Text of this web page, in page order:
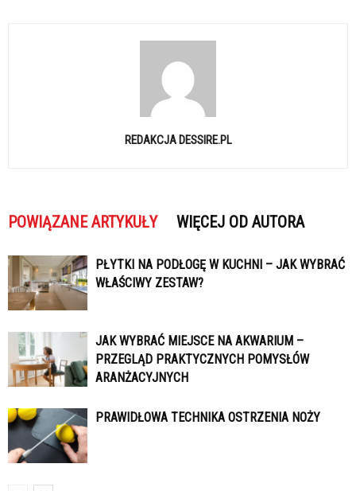
REDAKCJA DESSIRE.PL
POWIĄZANE ARTYKUŁY WIĘCEJ OD AUTORA
PŁYTKI NA PODŁOGĘ W KUCHNI – JAK WYBRAĆ
WŁAŚCIWY ZESTAW?
JAK WYBRAĆ MIEJSCE NA AKWARIUM –
PRZEGLĄD PRAKTYCZNYCH POMYSŁÓW
ARANŻACYJNYCH
PRAWIDŁOWA TECHNIKA OSTRZENIA NOŻY